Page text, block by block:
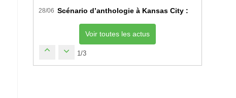
28/06 Scénario d’anthologie à Kansas City : L’Algérie
Voir toutes les actus
1/3